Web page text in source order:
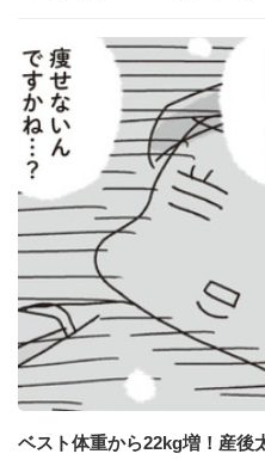
ベスト体重から22kg増！産後